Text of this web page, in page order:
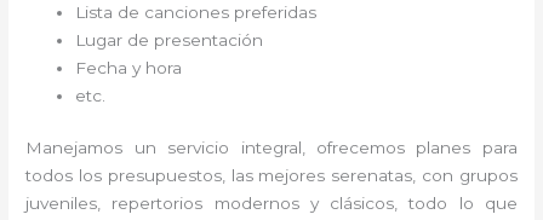
Lista de canciones preferidas
Lugar de presentación
Fecha y hora
etc.
Manejamos un servicio integral, ofrecemos planes para
todos los presupuestos, las mejores serenatas, con grupos
juveniles, repertorios modernos y clásicos, todo lo que